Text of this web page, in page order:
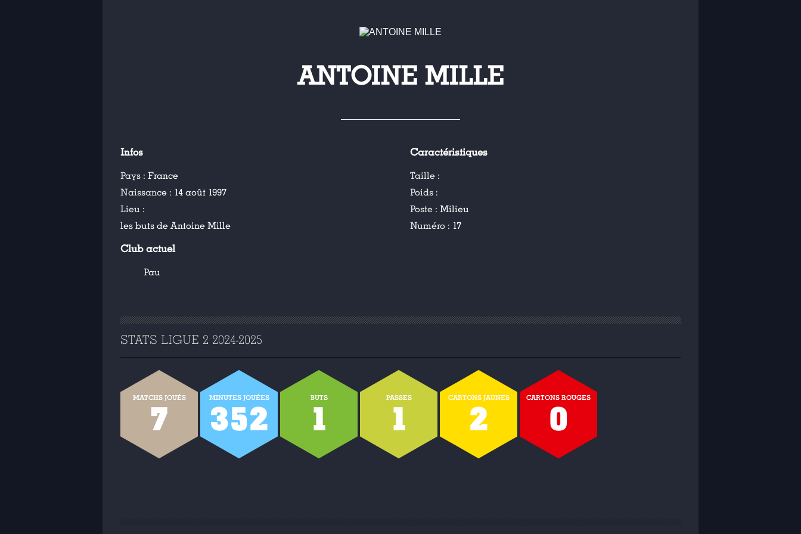
ANTOINE MILLE
Infos
Pays : France
Naissance : 14 août 1997
Lieu :
les buts de Antoine Mille
Caractéristiques
Taille :
Poids :
Poste :Milieu
Numéro : 17
Club actuel
Pau
STATS LIGUE 2 2024-2025
MATCHS JOUÉS
7
MINUTES JOUÉES
352
BUTS
1
PASSES
1
CARTONS JAUNES
2
CARTONS ROUGES
0